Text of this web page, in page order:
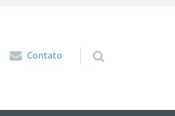
Contato